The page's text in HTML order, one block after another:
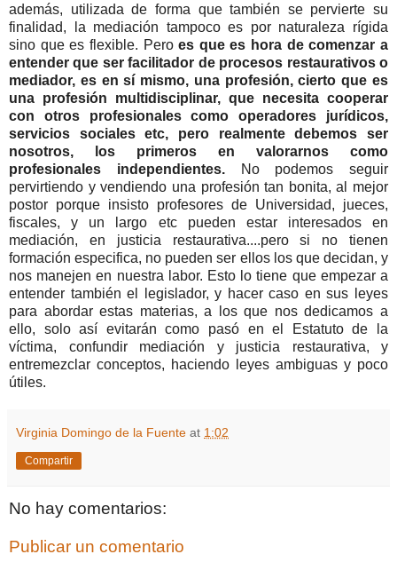
además, utilizada de forma que también se pervierte su
finalidad, la mediación tampoco es por naturaleza rígida
sino que es flexible. Peroes que es hora de comenzar a
entender que ser facilitador de procesos restaurativos o
mediador, es en sí mismo, una profesión, cierto que es
una profesión multidisciplinar, que necesita cooperar
con otros profesionales como operadores jurídicos,
servicios sociales etc, pero realmente debemos ser
nosotros, los primeros en valorarnos como
profesionales independientes.No podemos seguir
pervirtiendo y vendiendo una profesión tan bonita, al mejor
postor porque insisto profesores de Universidad, jueces,
fiscales, y un largo etc pueden estar interesados en
mediación, en justicia restaurativa....pero si no tienen
formación especifica, no pueden ser ellos los que decidan, y
nos manejen en nuestra labor. Esto lo tiene que empezar a
entender también el legislador, y hacer caso en sus leyes
para abordar estas materias, a los que nos dedicamos a
ello, solo así evitarán como pasó en el Estatuto de la
víctima, confundir mediación y justicia restaurativa, y
entremezclar conceptos, haciendo leyes ambiguas y poco
útiles.
Virginia Domingo de la Fuente at 1:02
Compartir
No hay comentarios:
Publicar un comentario